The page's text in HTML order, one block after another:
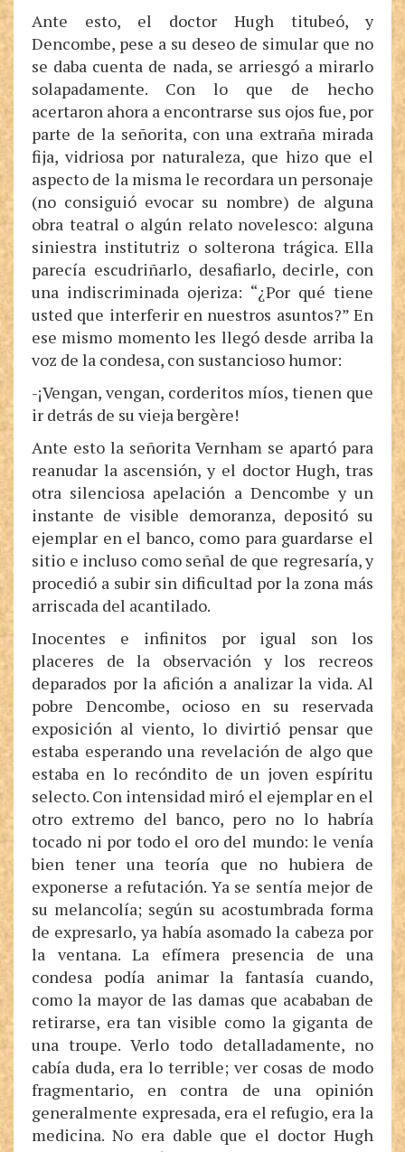
Ante esto, el doctor Hugh titubeó, y
Dencombe, pese a su deseo de simular que no
se daba cuenta de nada, se arriesgó a mirarlo
solapadamente. Con lo que de hecho
acertaron ahora a encontrarse sus ojos fue, por
parte de la señorita, con una extraña mirada
fija, vidriosa por naturaleza, que hizo que el
aspecto de la misma le recordara un personaje
(no consiguió evocar su nombre) de alguna
obra teatral o algún relato novelesco: alguna
siniestra institutriz o solterona trágica. Ella
parecía escudriñarlo, desafiarlo, decirle, con
una indiscriminada ojeriza: “¿Por qué tiene
usted que interferir en nuestros asuntos?” En
ese mismo momento les llegó desde arriba la
voz de la condesa, con sustancioso humor:
-¡Vengan, vengan, corderitos míos, tienen que
ir detrás de su vieja bergère!
Ante esto la señorita Vernham se apartó para
reanudar la ascensión, y el doctor Hugh, tras
otra silenciosa apelación a Dencombe y un
instante de visible demoranza, depositó su
ejemplar en el banco, como para guardarse el
sitio e incluso como señal de que regresaría, y
procedió a subir sin dificultad por la zona más
arriscada del acantilado.
Inocentes e infinitos por igual son los
placeres de la observación y los recreos
deparados por la afición a analizar la vida. Al
pobre Dencombe, ocioso en su reservada
exposición al viento, lo divirtió pensar que
estaba esperando una revelación de algo que
estaba en lo recóndito de un joven espíritu
selecto. Con intensidad miró el ejemplar en el
otro extremo del banco, pero no lo habría
tocado ni por todo el oro del mundo: le venía
bien tener una teoría que no hubiera de
exponerse a refutación. Ya se sentía mejor de
su melancolía; según su acostumbrada forma
de expresarlo, ya había asomado la cabeza por
la ventana. La efímera presencia de una
condesa podía animar la fantasía cuando,
como la mayor de las damas que acababan de
retirarse, era tan visible como la giganta de
una troupe. Verlo todo detalladamente, no
cabía duda, era lo terrible; ver cosas de modo
fragmentario, en contra de una opinión
generalmente expresada, era el refugio, era la
medicina. No era dable que el doctor Hugh